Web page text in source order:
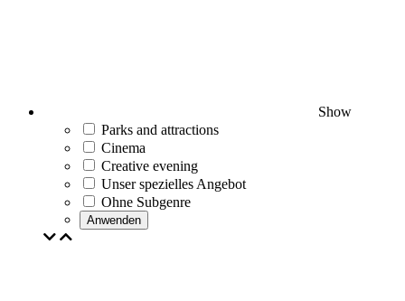
Show
Parks and attractions
Cinema
Creative evening
Unser spezielles Angebot
Ohne Subgenre
Anwenden